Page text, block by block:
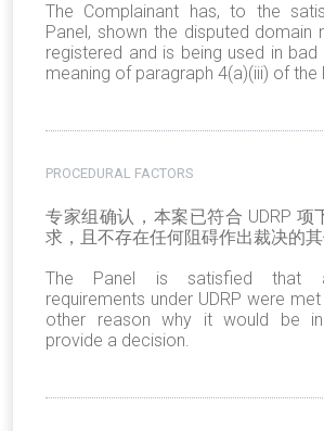
The Complainant has, to the
Panel, shown the disputed domain
registered and is being used in bad
meaning of paragraph 4(a)(iii) of the
PROCEDURAL FACTORS
专家组确认，本案已符合 UDRP 项
求，且不存在任何阻碍作出裁决的其
The Panel is satisfied that
requirements under UDRP were
other reason why it would be
provide a decision.